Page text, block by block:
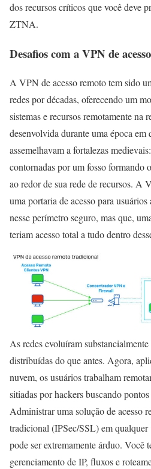
dos recursos críticos que você deve
ZTNA.
Desafios com a VPN de
A VPN de acesso remoto tem sido
redes por décadas, oferecendo um
sistemas e recursos remotamente na
desenvolvida durante uma época em
assemelhavam a fortalezas
contornadas por um fosso formando
ao redor de sua rede de recursos. A
uma portaria de acesso para
nesse perímetro seguro, mas que,
teriam acesso total a tudo dentro
As redes evoluíram
distribuídas do que antes. Agora,
nuvem, os usuários trabalham
sitiadas por hackers buscando
Administrar uma solução de acesso
tradicional (IPSec/SSL) em
pode ser extremamente árduo. Você
gerenciamento de IP, fluxos e